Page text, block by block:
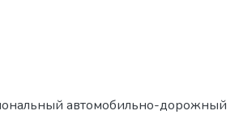
автомобильно-дорожный